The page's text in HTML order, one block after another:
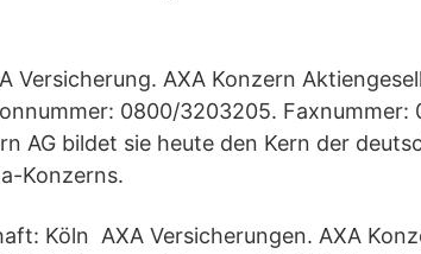
Versicherung. AXA Konzern
0800/3203205.
AG bildet sie heute den Kern der
Konzerns.
Köln AXA Versicherungen. AXA